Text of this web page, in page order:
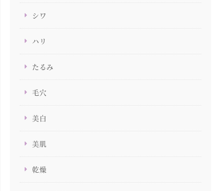
シワ
ハリ
たるみ
毛穴
美白
美肌
乾燥